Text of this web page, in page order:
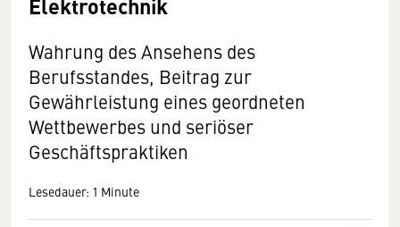
Wahrung des Ansehens des
Berufsstandes, Beitrag zur
Gewährleistung eines geordneten
Wettbewerbes und seriöser
Geschäftspraktiken
Lesedauer: 1 Minute